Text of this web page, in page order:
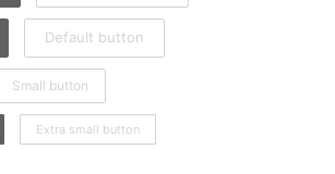
Default button
Small button
Extra small button